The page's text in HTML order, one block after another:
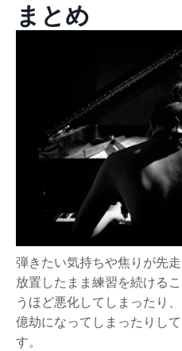
まとめ
弾きたい気持ちや焦りが先
放置したまま練習を続ける
うほど悪化してしまったり
億劫になってしまったりし
す。